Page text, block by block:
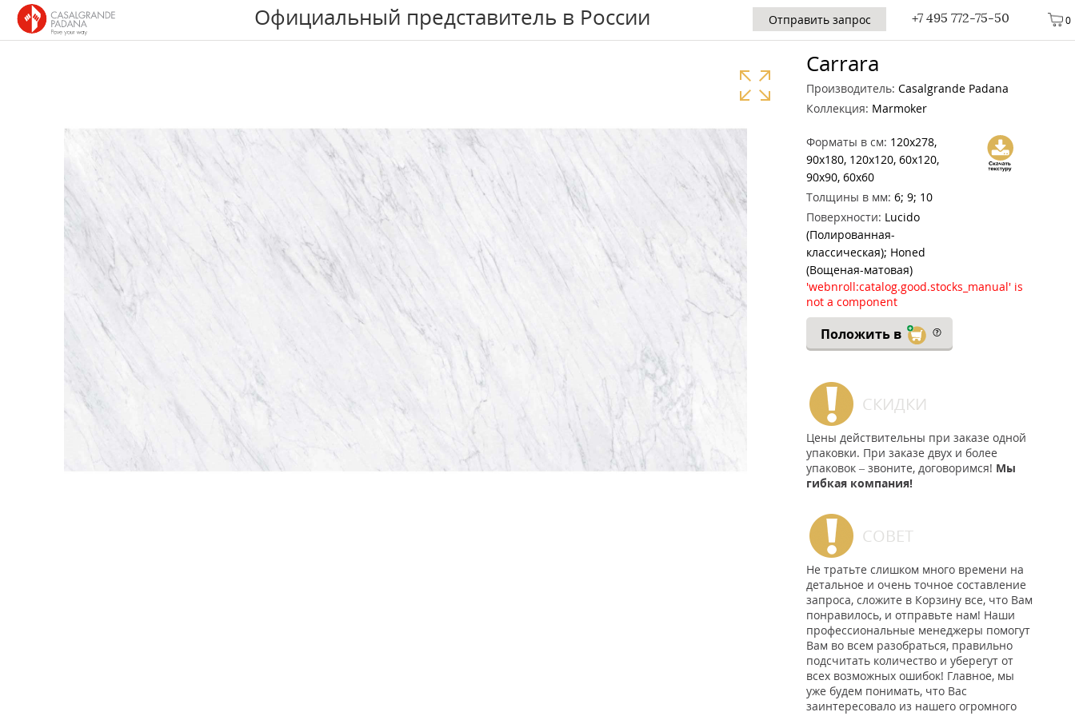
0
Официальный представитель в России +7 495 772-75-50
Отправить запрос
Carrara
Производитель: Casalgrande Padana
Коллекция: Marmoker
Форматы в см: 120x278,
90x180, 120x120, 60x120,
90x90, 60x60
Толщины в мм: 6; 9; 10
Поверхности: Lucido
(Полированная-
классическая); Honed
(Вощеная-матовая)
'webnroll:catalog.good.stocks_manual' is
not a component
Положить в
СКИДКИ
Цены действительны при заказе одной
упаковки. При заказе двух и более
упаковок – звоните, договоримся! Мы
гибкая компания!
СОВЕТ
Не тратьте слишком много времени на
детальное и очень точное составление
запроса, сложите в Корзину все, что Вам
понравилось, и отправьте нам! Наши
профессиональные менеджеры помогут
Вам во всем разобраться, правильно
подсчитать количество и уберегут от
всех возможных ошибок! Главное, мы
уже будем понимать, что Вас
заинтересовало из нашего огромного